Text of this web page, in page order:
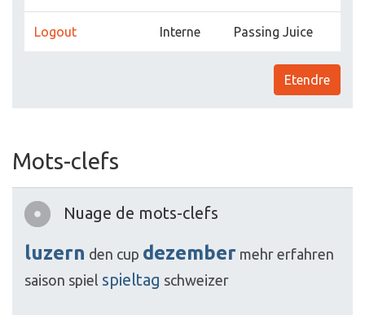
Logout Interne Passing Juice
Etendre
Mots-clefs
Nuage de mots-clefs
luzern den cup dezember mehr erfahren
saison spiel spieltag schweizer